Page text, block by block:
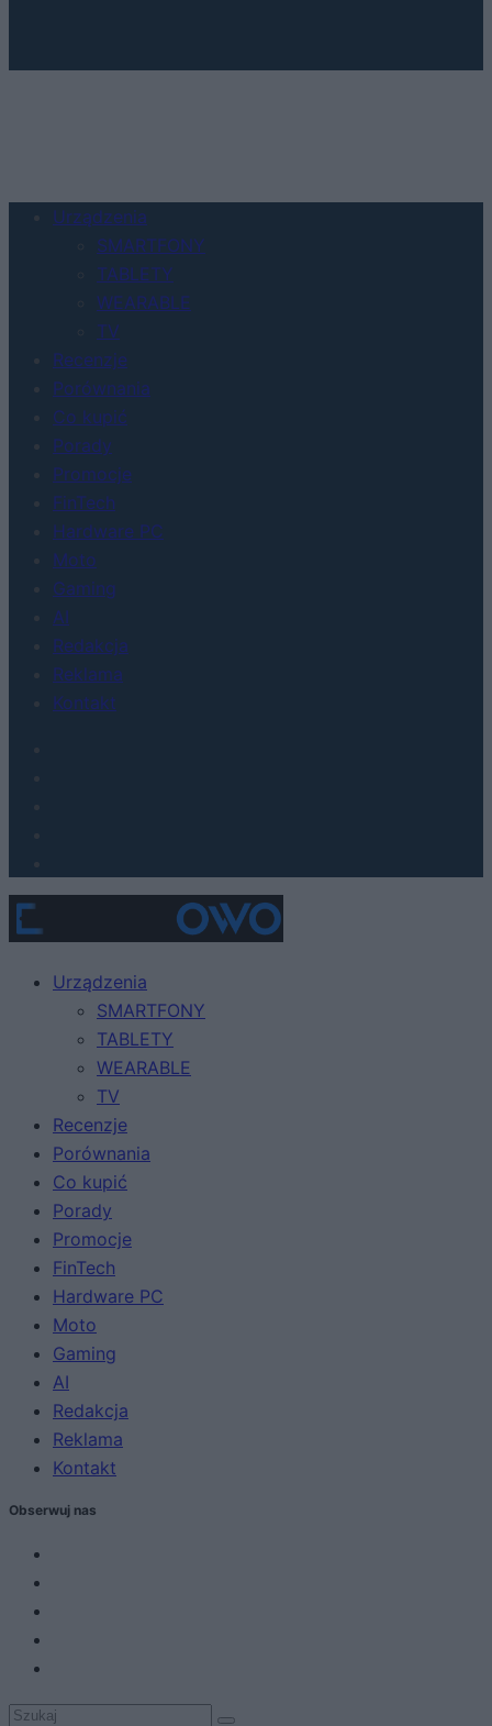
Urządzenia
SMARTFONY
TABLETY
WEARABLE
TV
Recenzje
Porównania
Co kupić
Porady
Promocje
FinTech
Hardware PC
Moto
Gaming
AI
Redakcja
Reklama
Kontakt
Urządzenia
SMARTFONY
TABLETY
WEARABLE
TV
Recenzje
Porównania
Co kupić
Porady
Promocje
FinTech
Hardware PC
Moto
Gaming
AI
Redakcja
Reklama
Kontakt
Obserwuj nas